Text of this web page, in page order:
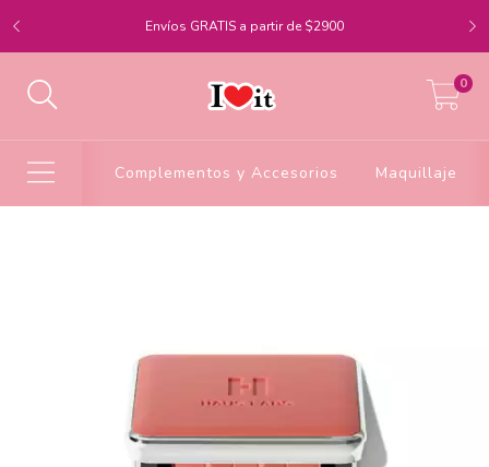
Envíos GRATIS a partir de $2900
0
Complementos y Accesorios Maquillaje